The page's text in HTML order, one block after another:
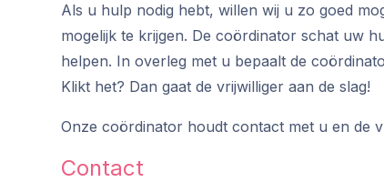
Als u hulp nodig hebt, willen wij u zo goed
mogelijk te krijgen. De coördinator schat uw
helpen. In overleg met u bepaalt de
Klikt het? Dan gaat de vrijwilliger aan de slag!
Onze coördinator houdt contact met u en de
Contact